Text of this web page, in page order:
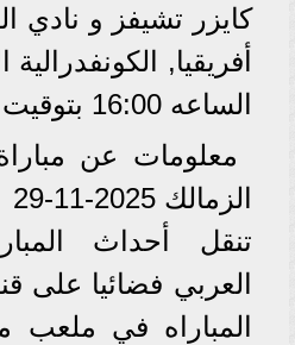
كايزر تشيفز و نادي
أفريقيا,
الساعه 16:00 بتوقيت مصر.
معلومات عن
الزمالك 2025-11-29
تنقل أحداث
العربي فضائيا على
المباراه في ملعب